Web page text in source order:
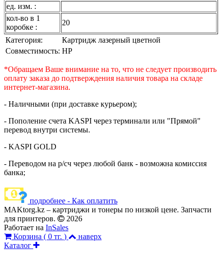
ед. изм. :
кол-во в 1
коробке :
20
Категория:
Картридж лазерный цветной
Совместимость: HP
*Обращаем Ваше внимание на то, что не следует производить
оплату заказа до подтверждения наличия товара на складе
интернет-магазина.
- Наличными (при доставке курьером);
- Пополение счета KASPI через терминали или "Прямой"
перевод внутри системы.
- KASPI GOLD
- Переводом на р/сч через любой банк - возможна комиссия
банка;
подробнее - Как оплатить
MAKtorg.kz – картриджи и тонеры по низкой цене. Запчасти
для принтеров.
2026
Работает на InSales
Корзина ( 0 тг. )
наверх
Каталог